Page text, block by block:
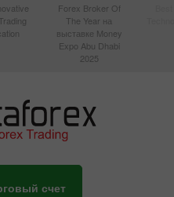
Forex Broker Of
The Year на
выставке Money
Expo Abu Dhabi
2025
счет